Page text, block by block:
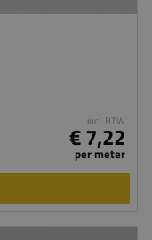
incl. BTW
€ 7,22
per meter